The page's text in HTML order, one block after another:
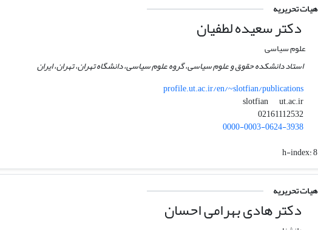
هیات تحریریه
دکتر سعیده لطفیان
علوم سیاسی
استاد دانشکده حقوق و علوم سیاسی، گروه علوم سیاسی، دانشگاه تهران، تهران، ایران
profile.ut.ac.ir/en/~slotfian/publications
slotfian
ut.ac.ir
02161112532
0000-0003-0624-3938
h-index:8
هیات تحریریه
دکتر هادی بهرامی احسان